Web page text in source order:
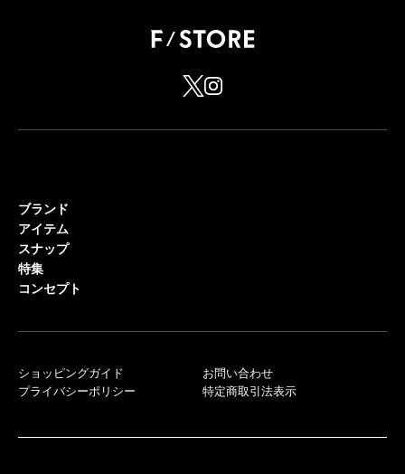
ブランド
アイテム
スナップ
特集
コンセプト
ショッピングガイド
プライバシーポリシー
お問い合わせ
特定商取引法表示